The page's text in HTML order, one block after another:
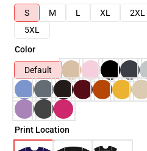
S
M L XL 2XL
5XL
Color
Default
Print Location